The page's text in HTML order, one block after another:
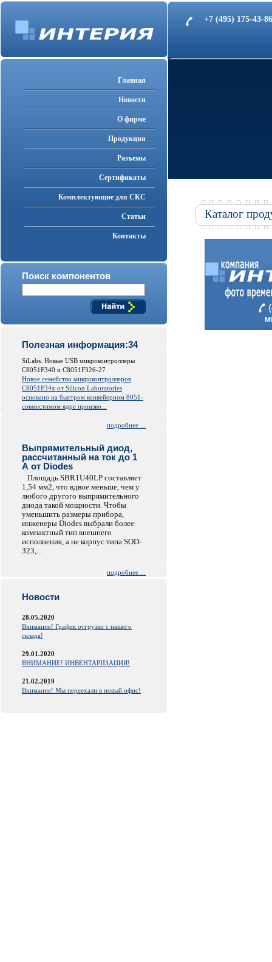
+7 (495) 175-43-
Главная
Новости
О фирме
Продукция
Разъемы
Cертификаты
Комплектующие для СКС
Статьи
Контакты
Поиск компонентов
Полезная информация:34
SiLabs. Новые USB микроконтроллеры
C8051F340 и C8051F326-27
Новое семейство микроконтроллеров
C8051F34x от Silicon Laboratories
основано на быстром конвейерном 8051-
совместимом ядре произво...
подробнее ...
Выпрямительный диод,
рассчитанный на ток до 1
А от Diodes
Площадь SBR1U40LP составляет
1,54 мм2, что вдвое меньше, чем у
любого другого выпрямительного
диода такой мощности. Чтобы
уменьшить размеры прибора,
инженеры Diodes выбрали более
компактный тип внешнего
исполнения, а не корпус типа SOD-
323,...
подробнее ...
Новости
28.05.2020
Внимание! График отгрузки с нашего
склада!
29.01.2020
ВНИМАНИЕ! ИНВЕНТАРИЗАЦИЯ!
21.02.2019
Внимание! Мы переехали в новый офис!
Каталог